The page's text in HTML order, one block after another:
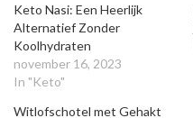
Keto Nasi: Een Heerlijk
Alternatief Zonder
Koolhydraten
november 16, 2023
In "Keto"
Witlofschotel met Gehakt